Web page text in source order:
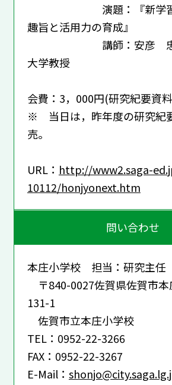
演題：『新学習指
趣旨と活用力の育成』
講師：安彦 忠
大学教授
会費：3，000円(研究紀要資
※ 当日は，昨年度の研究紀
売。
URL： http://www2.saga-
10112/honjyonext.htm
問い合わせ
本庄小学校 担当：研究主
〒840-0027佐賀県佐賀市本
131-1
佐賀市立本庄小学校
TEL：0952-22-3266
FAX：0952-22-3267
E-Mail：